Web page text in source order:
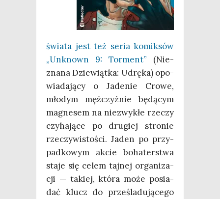
świa­ta jest też seria komik­sów
„Unk­nown 9: Tor­ment” (Nie­
zna­na Dzie­wiąt­ka: Udrę­ka) opo­
wia­da­ją­cy o Jade­nie Cro­we,
mło­dym męż­czyź­nie będą­cym
magne­sem na nie­zwy­kłe rze­czy
czy­ha­ją­ce po dru­giej stro­nie
rze­czy­wi­sto­ści. Jaden po przy­
pad­ko­wym akcie boha­ter­stwa
sta­je się celem taj­nej orga­ni­za­
cji — takiej, któ­ra może posia­
dać klucz do prze­śla­du­ją­ce­go